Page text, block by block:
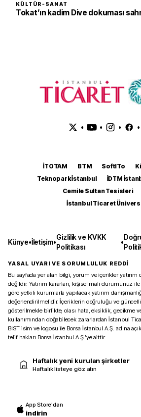
KÜLTÜR-SANAT
Tokat’ın kadim Dive dokuması
• • • •
İTOTAM BTM SoftITo
Teknopark İstanbul
İDTM
Cemile Sultan Tesisleri
İstanbul Ticaret
Künye•İletişim•
Gizlilik ve KVKK
Politikası
•
YASAL UYARI VE SORUMLULUK REDDİ
Bu sayfada yer alan bilgi, yorum ve içerikler yatırım
değildir. Yatırım kararları, kişisel mali durumunuz
göre yetkili kurumlarla yapılacak yatırım
değerlendirilmelidir. İçeriklerin doğruluğu ve
gösterilmekle birlikte, olası hata, eksiklik, gecikme
kullanımından doğabilecek zararlardan İstanbul
BIST isim ve logosu ile Borsa İstanbul A.Ş. adına
telif hakları Borsa İstanbul A.Ş.’ye aittir.
Haftalık yeni kurulan şirketler
Haftalık listeye göz atın
App Store'dan
indirin